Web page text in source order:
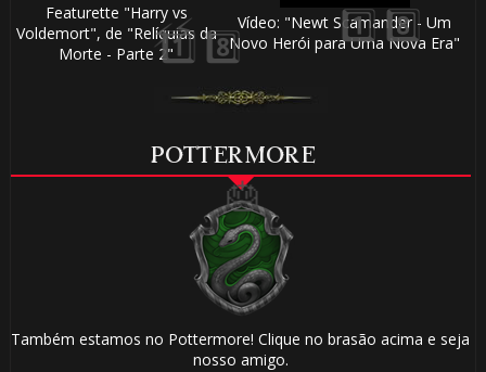
Featurette "Harry vs
Voldemort", de "Relíquias da
Morte - Parte 2"
Vídeo: "Newt Scamander - Um
Novo Herói para Uma Nova Era"
POTTERMORE
Também estamos no Pottermore! Clique no brasão acima e seja
nosso amigo.
🎂